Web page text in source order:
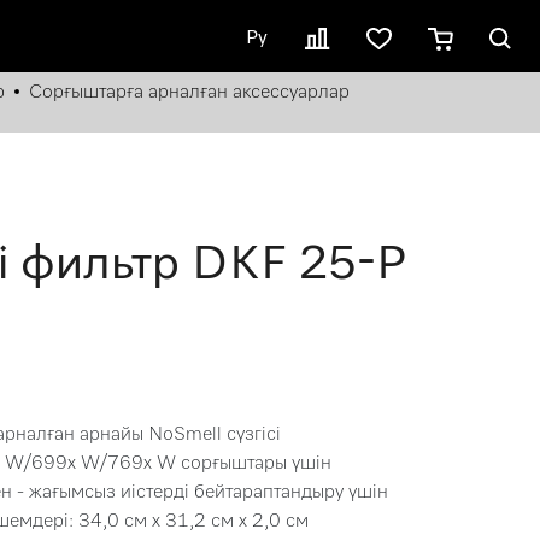
Ру
Сорғыштарға арналған аксессуарлар
фильтр DKF 25-P
арнайы NoSmell сүзгісі
699x W/769x W сорғыштары үшін
- жағымсыз иістерді бейтараптандыру үшін
34,0 см x 31,2 см x 2,0 см